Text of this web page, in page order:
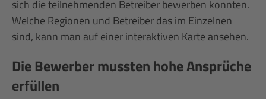
sich die teilnehmenden Betreiber bewerben konnten.
Welche Regionen und Betreiber das im Einzelnen
sind, kann man auf einerinteraktiven Karte ansehen.
Die Bewerber mussten hohe Ansprüche
erfüllen